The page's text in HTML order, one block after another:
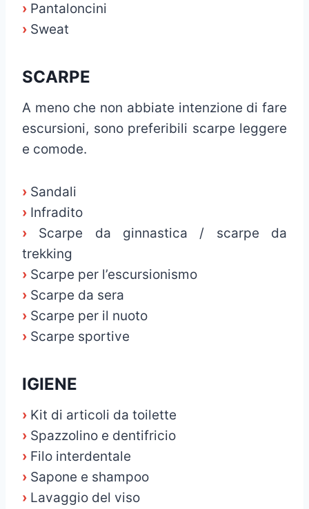
› Pantaloncini
› Sweat
SCARPE
A meno che non abbiate intenzione di fare
escursioni, sono preferibili scarpe leggere
e comode.
› Sandali
› Infradito
›
Scarpe da ginnastica / scarpe da
trekking
› Scarpe per l’escursionismo
› Scarpe da sera
› Scarpe per il nuoto
› Scarpe sportive
IGIENE
› Kit di articoli da toilette
› Spazzolino e dentifricio
› Filo interdentale
› Sapone e shampoo
› Lavaggio del viso